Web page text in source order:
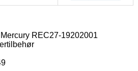
REC27-19202001